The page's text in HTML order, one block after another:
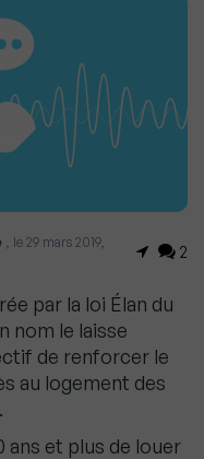
, le 29 mars 2019,
2
par la loi Élan du
nom le laisse
de renforcer le
au logement des
ans et plus de louer